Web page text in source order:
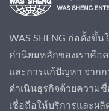
WAS SHENG ก่อตั้งขึ้
ค่านิยมหลักของเราคือ
และการแก้ปัญหา จากก
ดำเนินธุรกิจด้วยความ
เชื่อถือให้บริการและผ